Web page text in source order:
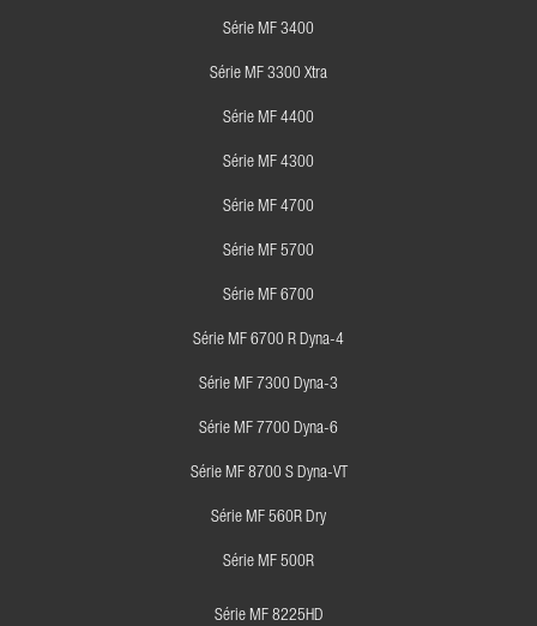
Série MF 3400
Série MF 3300 Xtra
Série MF 4400
Série MF 4300
Série MF 4700
Série MF 5700
Série MF 6700
Série MF 6700 R Dyna-4
Série MF 7300 Dyna-3
Série MF 7700 Dyna-6
Série MF 8700 S Dyna-VT
Série MF 560R Dry
Série MF 500R
Série MF 8225HD